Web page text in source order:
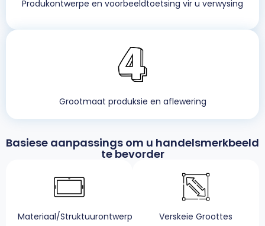
Produkontwerpe en voorbeeldtoetsing vir u verwysing
Grootmaat produksie en aflewering
Basiese aanpassings om u handelsmerkbeeld
te bevorder
Materiaal/Struktuurontwerp Verskeie Groottes